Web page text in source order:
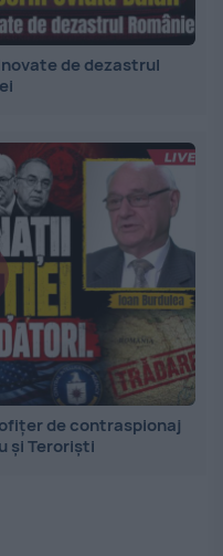
de dezastrul
de contraspionaj
și Teroriști